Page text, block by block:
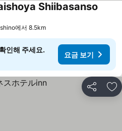
Shiibasanso
에서 8.5km
인해 주세요.
요금 보기
공유 즐